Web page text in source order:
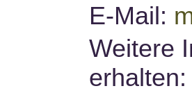
E-Mail:
Weitere
erhalten: